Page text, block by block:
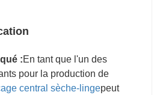
:En tant que l'un des
pour la production de
central sèche-lingepeut